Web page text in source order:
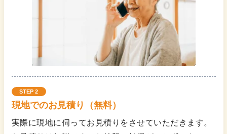
STEP 2
現地でのお見積り（無料）
実際に現地に伺ってお見積りをさせていただきます。